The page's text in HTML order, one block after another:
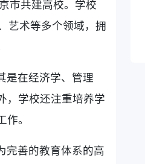
市共建高校。学校
艺术等多个领域，拥
是在经济学、管理
，学校还注重培养学
。
完善的教育体系的高